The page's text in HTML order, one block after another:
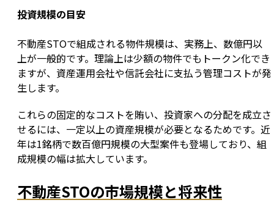
投資規模の目安
不動産STOで組成される物件規模は、実務上、数億円以
上が一般的です。理論上は少額の物件でもトークン化でき
ますが、資産運用会社や信託会社に支払う管理コストが発
生します。
これらの固定的なコストを賄い、投資家への分配を成立さ
せるには、一定以上の資産規模が必要となるためです。近
年は1銘柄で数百億円規模の大型案件も登場しており、組
成規模の幅は拡大しています。
不動産STOの市場規模と将来性